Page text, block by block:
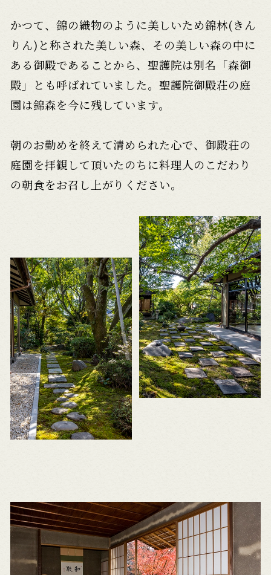
かつて、錦の織物のように美しいため錦林(きん
りん)と称された美しい森、その美しい森の中に
ある御殿であることから、聖護院は別名「森御
殿」とも呼ばれていました。聖護院御殿荘の庭
園は錦森を今に残しています。
朝のお勤めを終えて清められた心で、御殿荘の
庭園を拝観して頂いたのちに料理人のこだわり
の朝食をお召し上がりください。